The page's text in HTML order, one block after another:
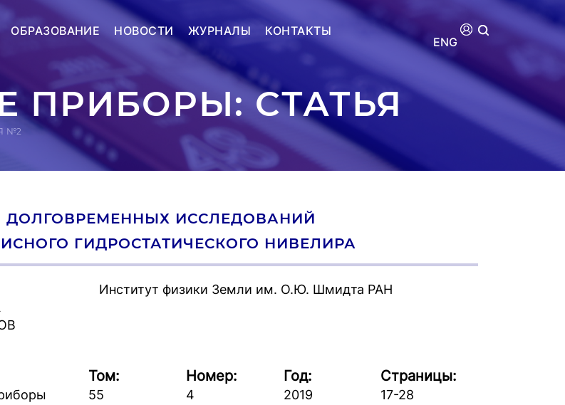
ОБРАЗОВАНИЕ НОВОСТИ ЖУРНАЛЫ
КОНТАКТЫ
ENG
ПРИБОРЫ: СТАТЬЯ
№2
ДОЛГОВРЕМЕННЫХ ИССЛЕДОВАНИЙ
ГИДРОСТАТИЧЕСКОГО НИВЕЛИРА
Институт физики Земли им. О.Ю. Шмидта РАН
Том:
55
Номер:
4
Год:
2019
Страницы:
17-28